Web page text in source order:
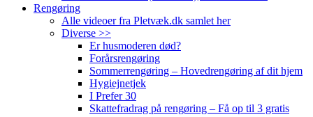
Rengøring
Alle videoer fra Pletvæk.dk samlet her
Diverse >>
Er husmoderen død?
Forårsrengøring
Sommerrengøring – Hovedrengøring af dit hjem
Hygiejnetjek
I Prefer 30
Skattefradrag på rengøring – Få op til 3 gratis